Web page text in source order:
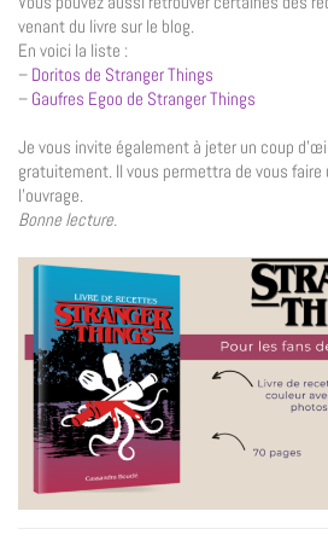
venant du livre sur le blog.
En voici la liste :
– Doritos de Stranger Things
– Gaufres Egoo de Stranger Things
Je vous invite également à jeter un coup
gratuitement. Il vous permettra de vous faire
l’ouvrage.
Bonne lecture.